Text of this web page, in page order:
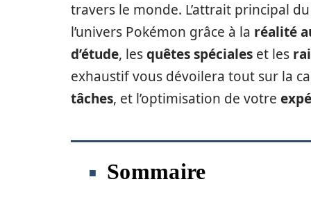
travers le monde. L’attrait principal
l’univers Pokémon grâce à la réalité
d’étude, lesquêtes spéciales et les
exhaustif vous dévoilera tout sur la
tâches, et l’optimisation de votre
Sommaire